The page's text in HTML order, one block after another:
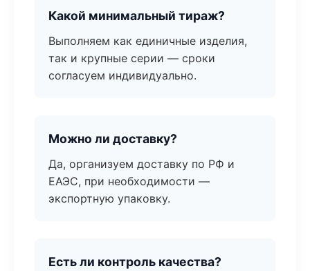
Какой минимальный тираж?
Выполняем как единичные изделия,
так и крупные серии — сроки
согласуем индивидуально.
Можно ли доставку?
Да, организуем доставку по РФ и
ЕАЭС, при необходимости —
экспортную упаковку.
Есть ли контроль качества?